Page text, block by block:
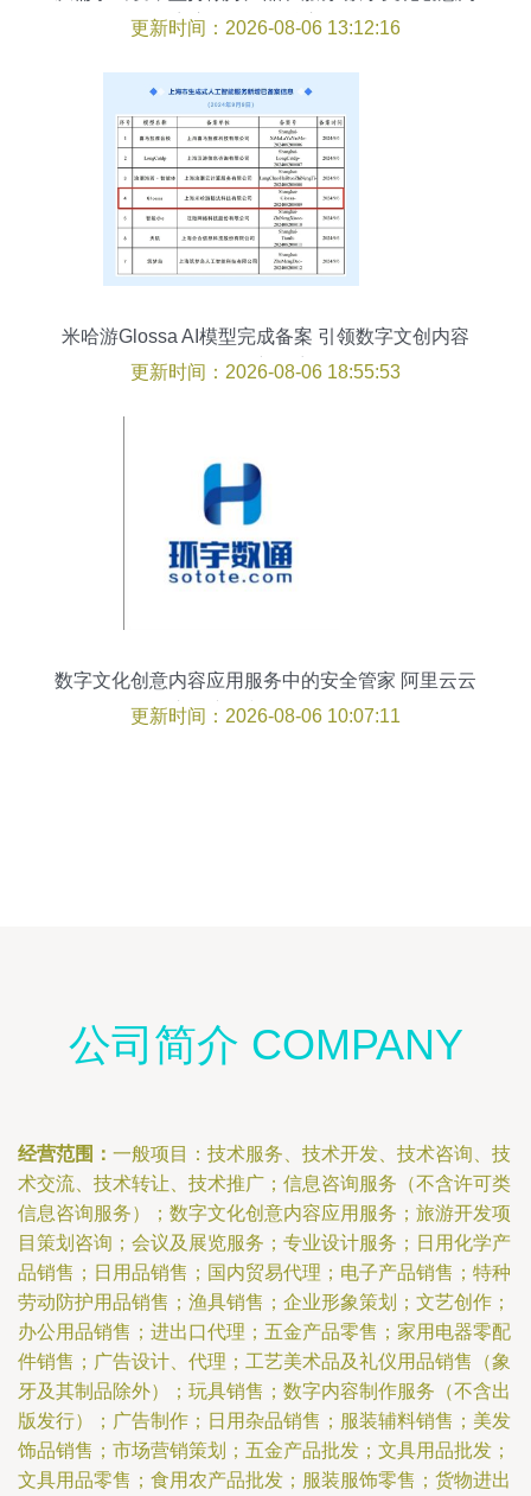
容应用服务的核心路径
更新时间：2026-08-06 13:12:16
米哈游Glossa AI模型完成备案 引领数字文创内容
服务新篇章
更新时间：2026-08-06 18:55:53
数字文化创意内容应用服务中的安全管家 阿里云云
市场产品与知识全解析
更新时间：2026-08-06 10:07:11
公司简介 COMPANY
经营范围： 一般项目：技术服务、技术开发、技术咨询、技
术交流、技术转让、技术推广；信息咨询服务（不含许可类
信息咨询服务）；数字文化创意内容应用服务；旅游开发项
目策划咨询；会议及展览服务；专业设计服务；日用化学产
品销售；日用品销售；国内贸易代理；电子产品销售；特种
劳动防护用品销售；渔具销售；企业形象策划；文艺创作；
办公用品销售；进出口代理；五金产品零售；家用电器零配
件销售；广告设计、代理；工艺美术品及礼仪用品销售（象
牙及其制品除外）；玩具销售；数字内容制作服务（不含出
版发行）；广告制作；日用杂品销售；服装辅料销售；美发
饰品销售；市场营销策划；五金产品批发；文具用品批发；
文具用品零售；食用农产品批发；服装服饰零售；货物进出